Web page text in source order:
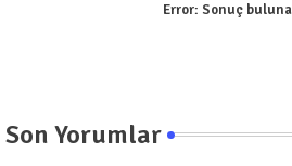
Error: Sonuç
Son Yorumlar